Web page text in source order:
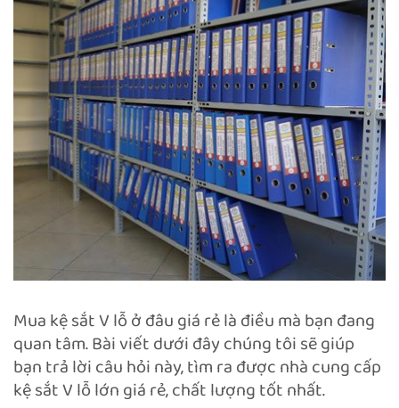
Mua kệ sắt V lỗ ở đâu giá rẻ là điều mà bạn đang
quan tâm. Bài viết dưới đây chúng tôi sẽ giúp
bạn trả lời câu hỏi này, tìm ra được nhà cung cấp
kệ sắt V lỗ lớn giá rẻ, chất lượng tốt nhất.